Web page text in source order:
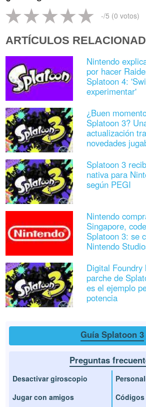
-/5 (0 votos)
ARTÍCULOS
Nintendo
por hacer
Splatoon 4:
experimentar'
¿Buen
Splatoon 3?
actualización
novedades
Splatoon 3
nativa para
según PEGI
Nintendo
Singapore,
Splatoon 3: se
Nintendo
Digital Foundry
parche de
es el ejemplo
potencia
Guía Splatoon 3
Preguntas
Desactivar giroscopio
Jugar con amigos
Códigos